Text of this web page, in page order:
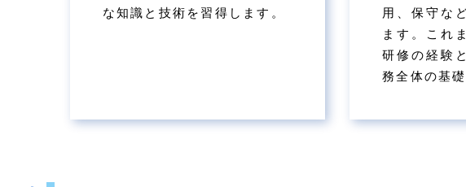
な知識と技術を習得します。
用、保守な
ます。これ
研修の経験
務全体の基